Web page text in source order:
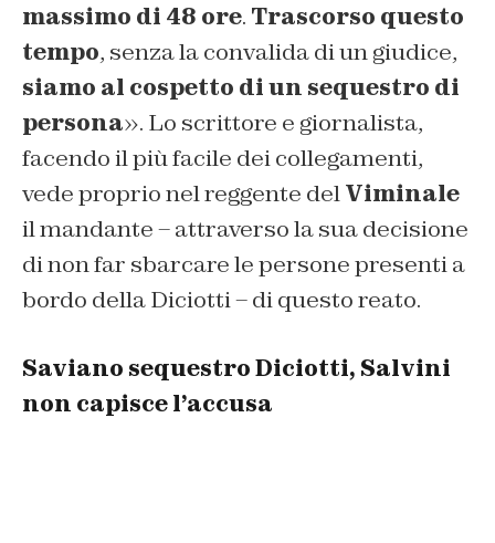
massimo di 48 ore. Trascorso questo
tempo, senza la convalida di un giudice,
siamo al cospetto di un sequestro di
persona». Lo scrittore e giornalista,
facendo il più facile dei collegamenti,
vede proprio nel reggente delViminale
il mandante – attraverso la sua decisione
di non far sbarcare le persone presenti a
bordo della Diciotti – di questo reato.
Saviano sequestro Diciotti, Salvini
non capisce l’accusa